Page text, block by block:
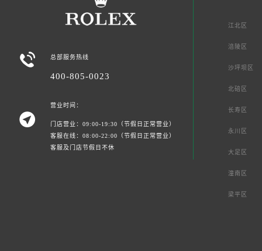
 总部服务热线
400-805-0023

营业时间：
门店营业：09:00-19:30（节假日正常营业）
客服在线：08:00-22:00（节假日正常营业）
客服及门店节假日不休
江北区
涪陵区
沙坪坝区
北碚区
长寿区
永川区
大足区
潼南区
梁平区